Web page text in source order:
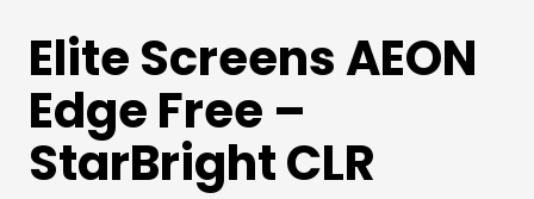
Elite Screens AEON
Edge Free –
StarBright CLR